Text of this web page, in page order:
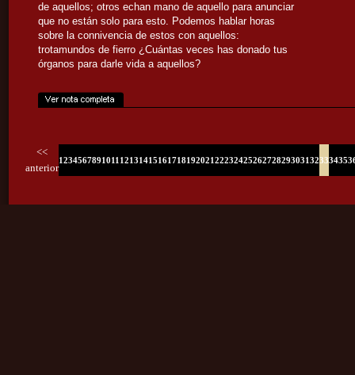
de aquellos; otros echan mano de aquello para anunciar
que no están solo para esto. Podemos hablar horas
sobre la connivencia de estos con aquellos:
trotamundos de fierro ¿Cuántas veces has donado tus
órganos para darle vida a aquellos?
<<
anterior
1234567891011 121314151617181920212223242526272829303132333435